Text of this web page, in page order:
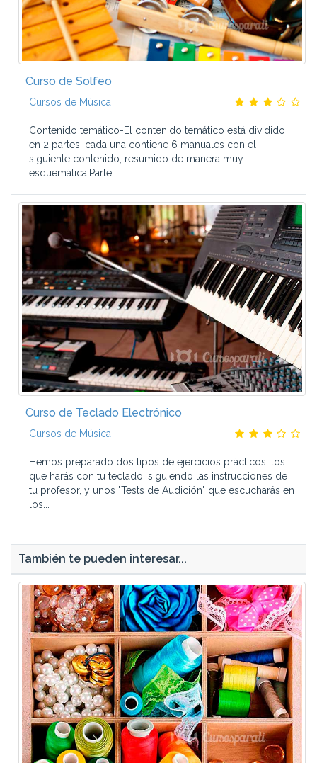
Curso de Solfeo
Cursos de Música
Contenido temático-El contenido temático está dividido
en 2 partes; cada una contiene 6 manuales con el
siguiente contenido, resumido de manera muy
esquemática:Parte...
Curso de Teclado Electrónico
Cursos de Música
Hemos preparado dos tipos de ejercicios prácticos: los
que harás con tu teclado, siguiendo las instrucciones de
tu profesor, y unos "Tests de Audición" que escucharás en
los...
También te pueden interesar...